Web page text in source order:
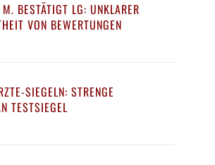
BESTÄTIGT LG: UNKLARER
VON BEWERTUNGEN
SIEGELN: STRENGE
TESTSIEGEL